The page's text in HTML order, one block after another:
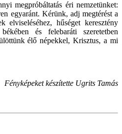
megpróbáltatás éri nemzetünket:
egyaránt. Kérünk, adj megtérést a
elviseléséhez, hűséget keresztény
és felebaráti szeretetben
élő népekkel, Krisztus, a mi
Fényképeket készítette Ugrits Tamás